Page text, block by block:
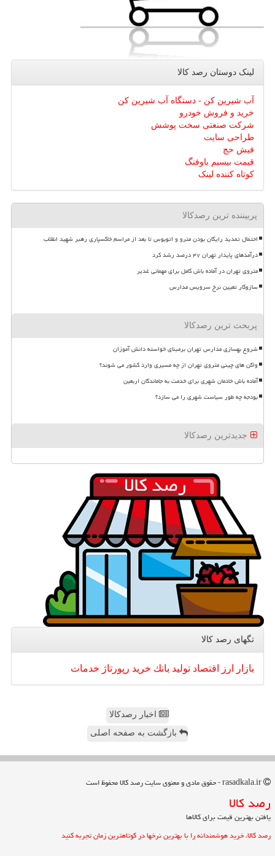
لینک دوستان رصد كالا
آب شیرین کن - دستگاه آب شیرین کن
خرید و فروش خودرو
شرکت صنعتی سخت پوشش
طراحی سایت
فیش حج
قیمت بیسیم باوفنگ
کوتاه کننده لینک
پربیننده ترین رصدکالا
احتمال تمدید رایگان بودن مترو و اتوبوس تا بعد از مراسم خاکسپاری رهبر شهید انقلاب
درآمدهای پایدار تهران ۴۷ درصد رشد کرد
متروی تهران در آماده باش کامل برای مهمانی غدیر
سازوکار تعیین نرخ سرویس مدارس
پربحث ترین رصدکالا
شروع بهسازی مدارس تهران برمبنای خواسته دانش آموزان
واگن های چینی متروی تهران از چه مسیری وارد کشور می شوند؟
آماده باش خادمان شهری برای خدمت به جاماندگان اربعین
بودجه چه طور سیاست شهری را می سازد؟
جدیدترین رصدکالا
تگهای رصد كالا
بازار ارز اقتصاد تولید بانك خرید رپورتاژ خدمات
اخبار رصدکالا
بازگشت به صفحه اصلی
رصد كالا
یافتن بهترین قیمت برای کالاها
رصد کالا، خرید هوشمندانه را با بهترین نرخها در کوتاهترین زمان تجربه کنید